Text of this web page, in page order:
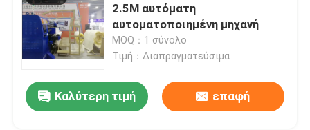
2.5M αυτόματη
αυτοματοποιημένη μηχανή
MOQ：1 σύνολο
Τιμή：Διαπραγματεύσιμα
Καλύτερη τιμή επαφή